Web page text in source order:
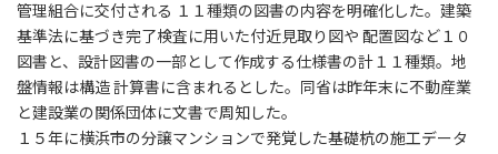
管理組合に交付される １１種類の図書の内容を明確化した。建築
基準法に基づき完了検査に用いた付近見取り図や 配置図など１０
図書と、設計図書の一部として作成する仕様書の計１１種類。地
盤情報は構造 計算書に含まれるとした。同省は昨年末に不動産業
と建設業の関係団体に文書で周知した。
１５年に横浜市の分譲マンションで発覚した基礎杭の施工データ